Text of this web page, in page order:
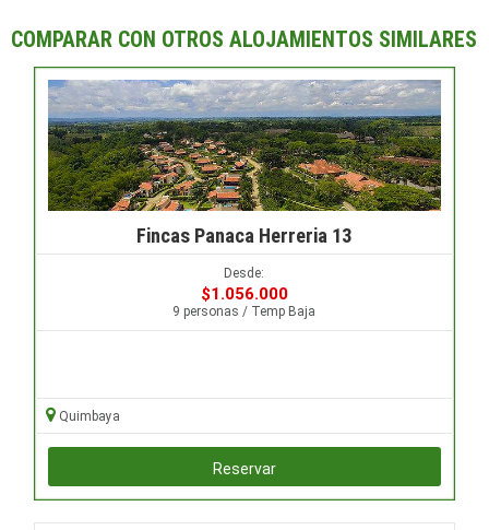
COMPARAR CON OTROS ALOJAMIENTOS SIMILARES
Fincas Panaca Herreria 13
Desde:
$1.056.000
9 personas / Temp Baja
Quimbaya
Reservar